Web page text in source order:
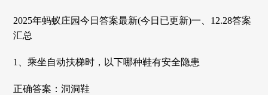
2025年蚂蚁庄园今日答案最新(今日已更新)一、12.28答案
汇总
1、乘坐自动扶梯时，以下哪种鞋有安全隐患
正确答案：洞洞鞋